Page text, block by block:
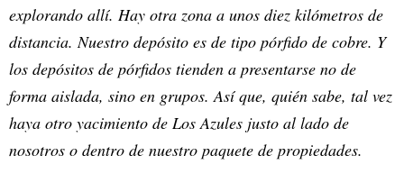
explorando allí. Hay otra zona a unos diez kilómetros de
distancia. Nuestro depósito es de tipo pórfido de cobre. Y
los depósitos de pórfidos tienden a presentarse no de
forma aislada, sino en grupos. Así que, quién sabe, tal vez
haya otro yacimiento de Los Azules justo al lado de
nosotros o dentro de nuestro paquete de propiedades.